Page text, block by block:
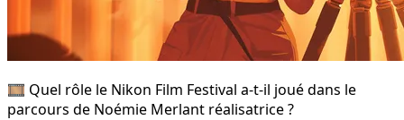
🎞️ Quel rôle le Nikon Film Festival a-t-il joué dans le
parcours de Noémie Merlant réalisatrice ?